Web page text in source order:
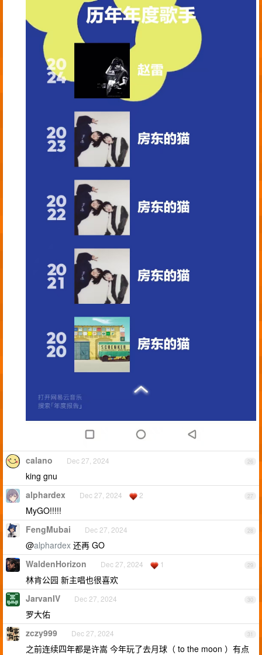
26
calano Dec 27, 2024
king gnu
27
alphardex Dec 27, 2024 2
MyGO!!!!!
28
FengMubai Dec 27, 2024
@alphardex 还再 GO
29
WaldenHorizon Dec 27, 2024 1
林肯公园 新主唱也很喜欢
30
JarvanIV Dec 27, 2024
罗大佑
31
zczy999 Dec 27, 2024
之前连续四年都是许嵩 今年玩了去月球（ to the moon ）有点